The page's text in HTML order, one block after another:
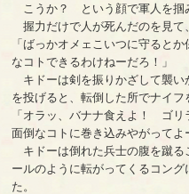
こうか？ という顔で軍人を掴
握力だけで人が死んだのを見て
「ばっかオメェこいつに守ると
なコトできるわけねーだろ！」
キドーは剣を振りかざして襲い
を投げると、転倒した所でナイフ
「オラッ、バナナ食えよ！ ゴリ
面倒なコトに巻き込みやがってよ
キドーは倒れた兵士の腹を蹴る
ールのように転がってくるコン
た。